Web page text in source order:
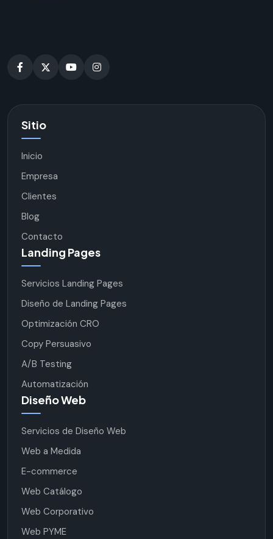
Sitio
Inicio
Empresa
Clientes
Blog
Contacto
Landing Pages
Servicios Landing Pages
Diseño de Landing Pages
Optimización CRO
Copy Persuasivo
A/B Testing
Automatización
Diseño Web
Servicios de Diseño Web
Web a Medida
E-commerce
Web Catálogo
Web Corporativo
Web PYME